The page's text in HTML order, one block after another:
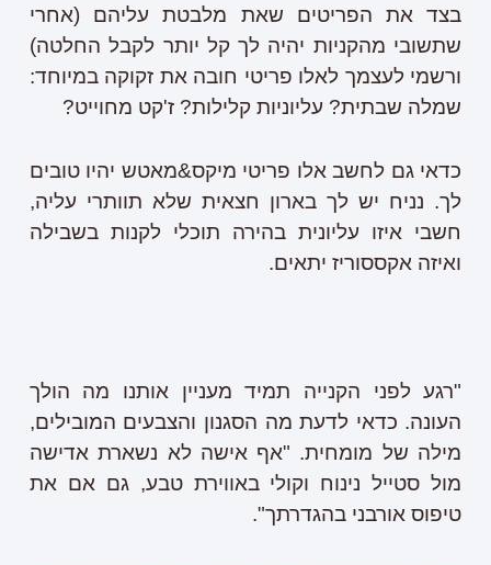
בצד את הפריטים שאת מלבטת עליהם (אחרי
שתשובי מהקניות יהיה לך קל יותר לקבל החלטה)
ורשמי לעצמך לאלו פריטי חובה את זקוקה במיוחד:
שמלה שבתית? עליוניות קלילות? ז'קט מחוייט?
כדאי גם לחשב אלו פריטי מיקס&מאטש יהיו טובים
לך. נניח יש לך בארון חצאית שלא תוותרי עליה,
חשבי איזו עליונית בהירה תוכלי לקנות בשבילה
ואיזה אקססוריז יתאים.
"רגע לפני הקנייה תמיד מעניין אותנו מה הולך
העונה. כדאי לדעת מה הסגנון והצבעים המובילים,
מילה של מומחית. "אף אישה לא נשארת אדישה
מול סטייל נינוח וקולי באווירת טבע, גם אם את
טיפוס אורבני בהגדרתך".